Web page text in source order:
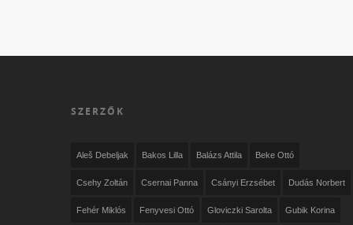
SZERZŐK
Aleš Debeljak Bakos Lilla Balázs Attila Beke Ottó
Csehy Zoltán Csernai Panna Csányi Erzsébet Dudás Norbert
Fehér Miklós Fenyvesi Ottó Gloviczki Sarolta Gubik Korina